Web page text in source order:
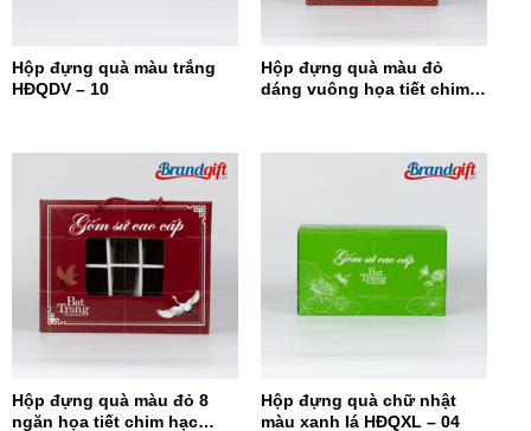
Hộp đựng quà màu trắng
HĐQDV – 10
Hộp đựng quà màu đỏ
dáng vuông họa tiết chim
Hộp đựng quà màu đỏ 8
ngăn họa tiết chim hạc
Hộp đựng quà chữ nhật
màu xanh lá HĐQXL – 04